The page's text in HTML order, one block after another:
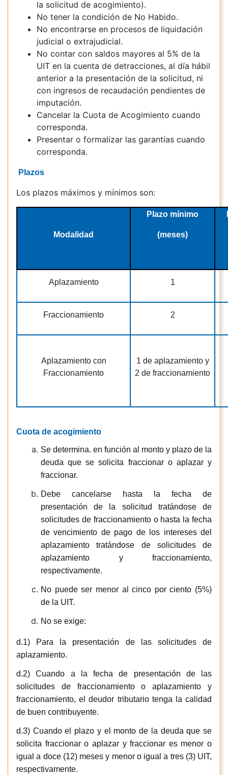
la solicitud de acogimiento).
No tener la condición de No Habido.
No encontrarse en procesos de liquidación
judicial o extrajudicial.
No contar con saldos mayores al 5% de la
UIT en la cuenta de detracciones, al día hábil
anterior a la presentación de la solicitud, ni
con ingresos de recaudación pendientes de
imputación.
Cancelar la Cuota de Acogimiento cuando
corresponda.
Presentar o formalizar las garantías cuando
corresponda.
Plazos
Los plazos máximos y mínimos son:
Modalidad
Plazo mínimo
(meses)
Aplazamiento 1
Fraccionamiento 2
Aplazamiento con
Fraccionamiento
1 de aplazamiento y
2 de fraccionamiento
Cuota de acogimiento
Se determina. en función al monto y plazo de la
deuda que se solicita fraccionar o aplazar y
fraccionar.
Debe cancelarse hasta la fecha de
presentación de la solicitud tratándose de
solicitudes de fraccionamiento o hasta la fecha
de vencimiento de pago de los intereses del
aplazamiento tratándose de solicitudes de
aplazamiento y fraccionamiento,
respectivamente.
No puede ser menor al cinco por ciento (5%)
de la UIT.
No se exige:
d.1) Para la presentación de las solicitudes de
aplazamiento.
d.2) Cuando a la fecha de presentación de las
solicitudes de fraccionamiento o aplazamiento y
fraccionamiento, el deudor tributario tenga la calidad
de buen contribuyente.
d.3) Cuando el plazo y el monto de la deuda que se
solicita fraccionar o aplazar y fraccionar es menor o
igual a doce (12) meses y menor o igual a tres (3) UIT,
respectivamente.